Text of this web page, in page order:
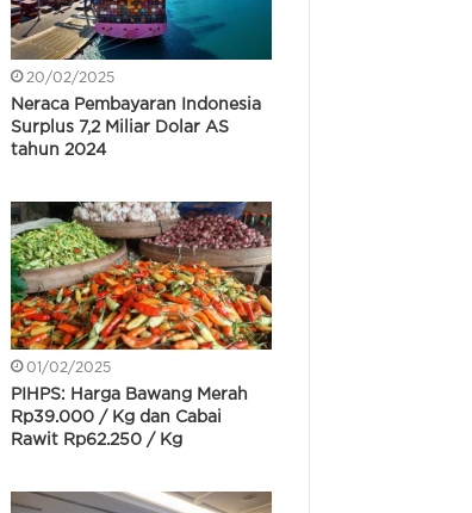
20/02/2025
Neraca Pembayaran Indonesia
Surplus 7,2 Miliar Dolar AS
tahun 2024
01/02/2025
PIHPS: Harga Bawang Merah
Rp39.000 / Kg dan Cabai
Rawit Rp62.250 / Kg